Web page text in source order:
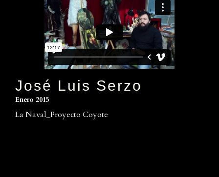
José Luis Serzo
Enero 2015
La Naval_Proyecto Coyote